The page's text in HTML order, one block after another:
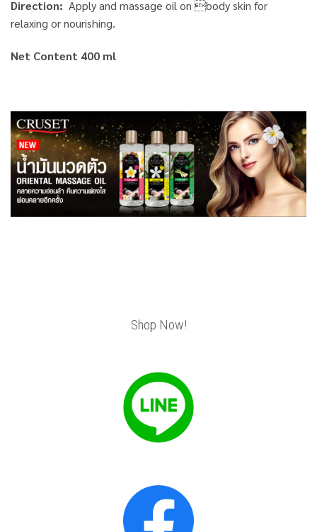
Direction: Apply and massage oil on body skin for
relaxing or nourishing.
Net Content 400 ml
Shop Now!